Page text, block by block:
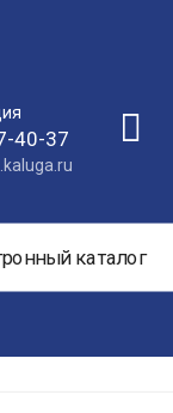
40-37
каталог